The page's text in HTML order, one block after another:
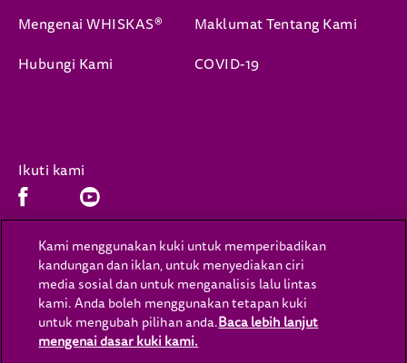
Mengenai WHISKAS®
Maklumat Tentang Kami
Hubungi Kami
COVID-19
Ikuti kami
Facebook (opens in new window)
Youtube (opens in new window)
Privasi(opens in new window) Cookies(opens in new window)
(opens in new window) Kebolehcapaian(opens in new window)
Hubungi Kami Tetapan Kuki
Kami menggunakan kuki untuk memperibadikan
kandungan dan iklan, untuk menyediakan ciri
media sosial dan untuk menganalisis lalu lintas
kami. Anda boleh menggunakan tetapan kuki
untuk mengubah pilihan anda.Baca lebih lanjut
mengenai dasar kuki kami.